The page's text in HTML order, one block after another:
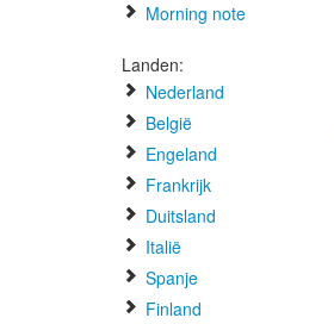
Morning note
Landen:
Nederland
België
Engeland
Frankrijk
Duitsland
Italië
Spanje
Finland